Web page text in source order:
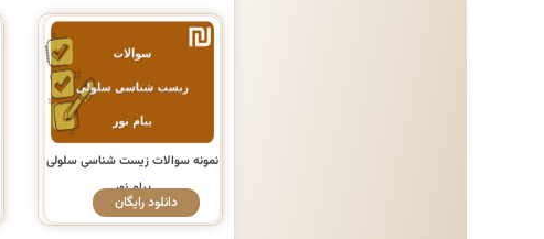
نمونه سوالات زیست شناسی سلولی
پیام نور
دانلود رایگان